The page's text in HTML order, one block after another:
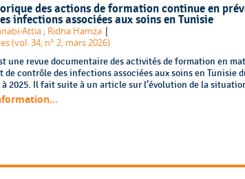
des actions de formation continue en
infections associées aux soins en Tunisie
Attia ; Ridha Hamza |
(vol. 34, n° 2, mars 2026)
une revue documentaire des activités de formation en
de contrôle des infections associées aux soins en Tunisie
à 2025. Il fait suite à un article sur l’évolution de la